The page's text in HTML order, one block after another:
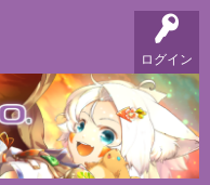
ログイン